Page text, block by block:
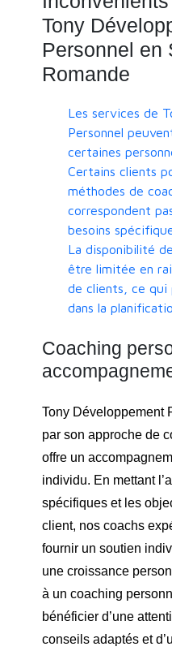
Tony
Personnel en
Romande
Les services de
Personnel
certaines
Certains clients
méthodes de
correspondent
besoins
La disponibilité
être limitée en
de clients, ce qui
dans la
Coaching
Tony Développement
par son approche de
offre un
individu. En mettant
spécifiques et les
client, nos coachs
fournir un soutien
une croissance
à un coaching
bénéficier d’une
conseils adaptés et